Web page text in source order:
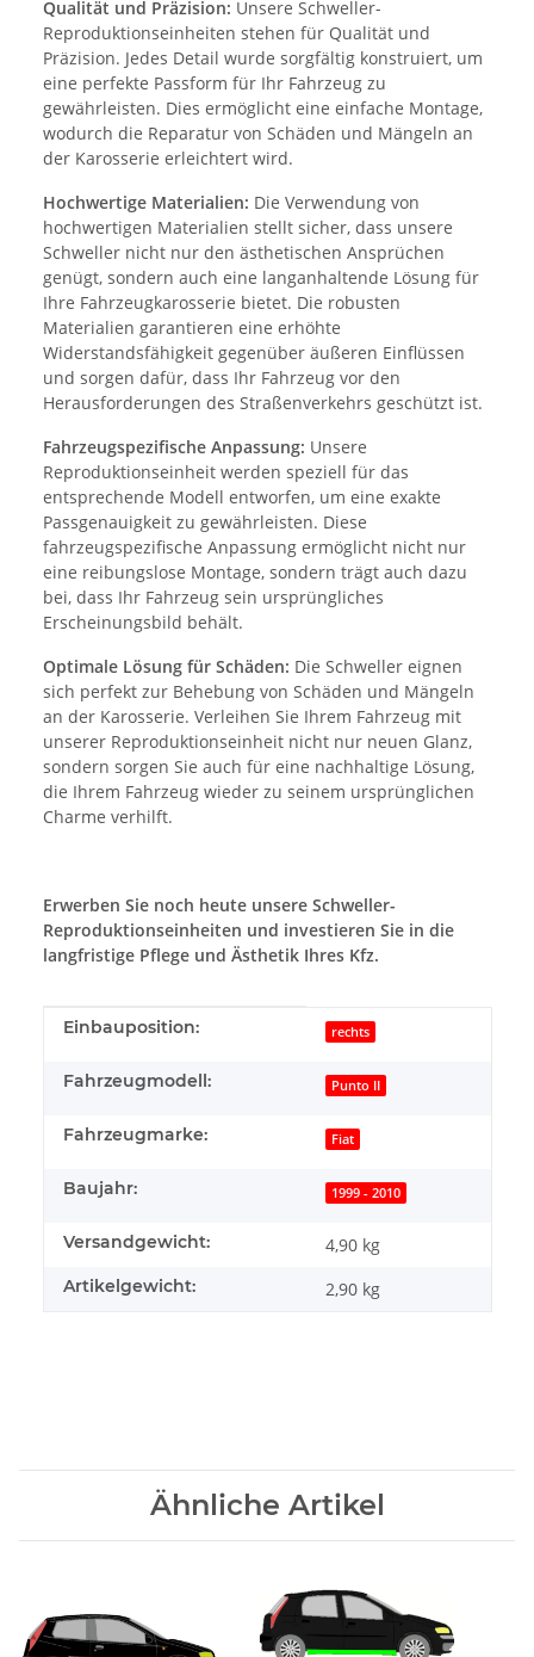
Qualität und Präzision: Unsere Schweller-
Reproduktionseinheiten stehen für Qualität und
Präzision. Jedes Detail wurde sorgfältig konstruiert, um
eine perfekte Passform für Ihr Fahrzeug zu
gewährleisten. Dies ermöglicht eine einfache Montage,
wodurch die Reparatur von Schäden und Mängeln an
der Karosserie erleichtert wird.
Hochwertige Materialien: Die Verwendung von
hochwertigen Materialien stellt sicher, dass unsere
Schweller nicht nur den ästhetischen Ansprüchen
genügt, sondern auch eine langanhaltende Lösung für
Ihre Fahrzeugkarosserie bietet. Die robusten
Materialien garantieren eine erhöhte
Widerstandsfähigkeit gegenüber äußeren Einflüssen
und sorgen dafür, dass Ihr Fahrzeug vor den
Herausforderungen des Straßenverkehrs geschützt ist.
Fahrzeugspezifische Anpassung: Unsere
Reproduktionseinheit werden speziell für das
entsprechende Modell entworfen, um eine exakte
Passgenauigkeit zu gewährleisten. Diese
fahrzeugspezifische Anpassung ermöglicht nicht nur
eine reibungslose Montage, sondern trägt auch dazu
bei, dass Ihr Fahrzeug sein ursprüngliches
Erscheinungsbild behält.
Optimale Lösung für Schäden: Die Schweller eignen
sich perfekt zur Behebung von Schäden und Mängeln
an der Karosserie. Verleihen Sie Ihrem Fahrzeug mit
unserer Reproduktionseinheit nicht nur neuen Glanz,
sondern sorgen Sie auch für eine nachhaltige Lösung,
die Ihrem Fahrzeug wieder zu seinem ursprünglichen
Charme verhilft.
Erwerben Sie noch heute unsere Schweller-
Reproduktionseinheiten und investieren Sie in die
langfristige Pflege und Ästhetik Ihres Kfz.
Produkteigenschaft
Wert
Einbauposition: rechts
Fahrzeugmodell: Punto II
Fahrzeugmarke: Fiat
Baujahr: 1999 - 2010
Versandgewicht: 4,90 kg
Artikelgewicht: 2,90 kg
Ähnliche Artikel